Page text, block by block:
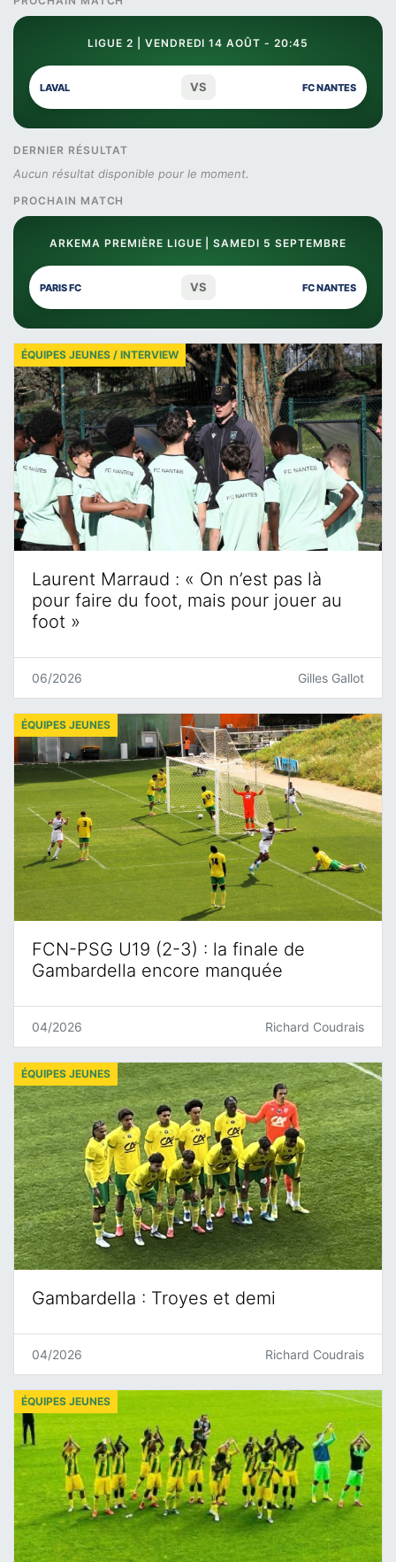
LIGUE 2 | VENDREDI 14 AOÛT - 20:45
LAVAL VS FC NANTES
DERNIER RÉSULTAT
Aucun résultat disponible pour le moment.
PROCHAIN MATCH
ARKEMA PREMIÈRE LIGUE | SAMEDI 5 SEPTEMBRE
PARIS FC VS FC NANTES
Laurent Marraud : « On n’est pas là
pour faire du foot, mais pour jouer au
foot »
ÉQUIPES JEUNES / INTERVIEW
06/2026 Gilles Gallot
FCN-PSG U19 (2-3) : la finale de
Gambardella encore manquée
ÉQUIPES JEUNES
04/2026 Richard Coudrais
Gambardella : Troyes et demi
ÉQUIPES JEUNES
04/2026 Richard Coudrais
ÉQUIPES JEUNES